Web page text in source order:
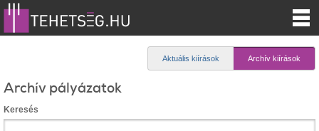
Aktuális kiírások Archív kiírások
Archív pályázatok
Keresés